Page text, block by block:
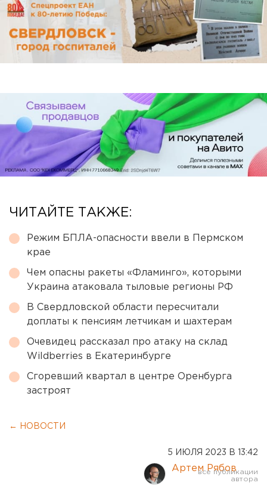
ЧИТАЙТЕ ТАКЖЕ:
Режим БПЛА-опасности ввели в Пермском
крае
Чем опасны ракеты «Фламинго», которыми
Украина атаковала тыловые регионы РФ
В Свердловской области пересчитали
доплаты к пенсиям летчикам и шахтерам
Очевидец рассказал про атаку на склад
Wildberries в Екатеринбурге
Сгоревший квартал в центре Оренбурга
застроят
← НОВОСТИ
5 ИЮЛЯ 2023 В 13:42
Артем Рябов